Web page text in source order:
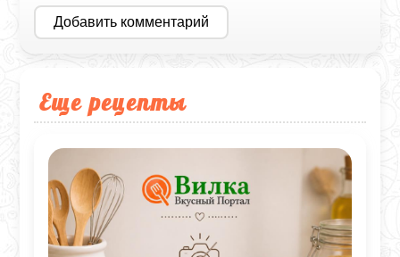
Добавить комментарий
Еще рецепты